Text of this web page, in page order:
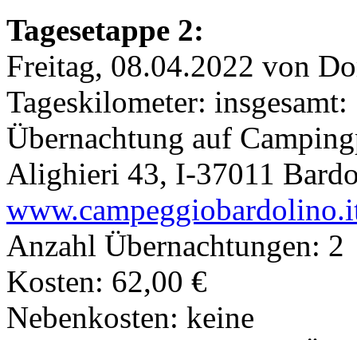
Tagesetappe 2:
Freitag, 08.04.2022 von
Tageskilometer:
Übernachtung auf
Alighieri 43, I-37011
Anzahl Übernachtungen: 2
Kosten: 62,00 €
Nebenkosten: keine